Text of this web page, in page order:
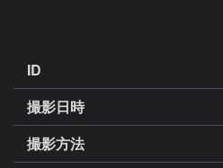
ID
撮影日時
撮影方法